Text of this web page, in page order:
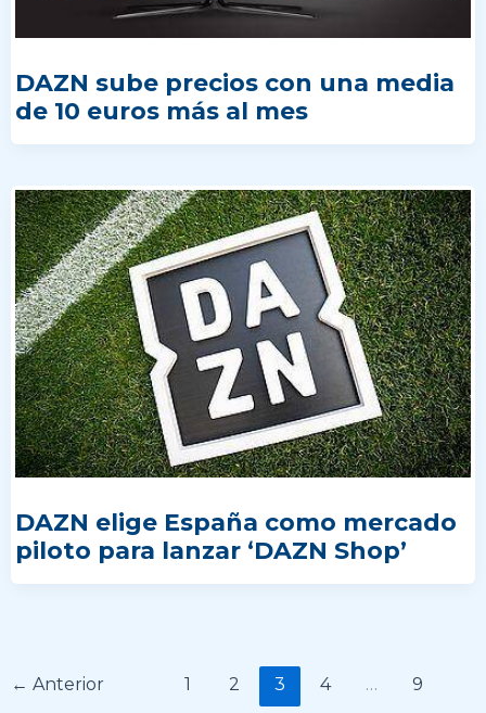
DAZN sube precios con una media
de 10 euros más al mes
DAZN elige España como mercado
piloto para lanzar ‘DAZN Shop’
← Anterior 1 2 3 4 …
9